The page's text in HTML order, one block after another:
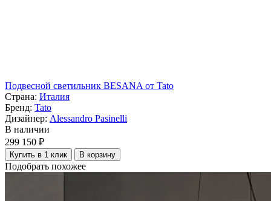
Подвесной светильник BESANA от Tato
Страна: Италия
Бренд: Tato
Дизайнер: Alessandro Pasinelli
В наличии
299 150 ₽
Купить в 1 клик В корзину
Подобрать похожее